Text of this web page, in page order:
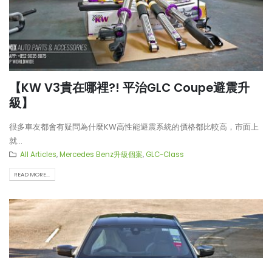
【KW V3貴在哪裡?! 平治GLC Coupe避震升
級】
很多車友都會有疑問為什麼KW高性能避震系統的價格都比較高，市面上
就...
All Articles,Mercedes Benz升級個案, GLC-Class
READ MORE...